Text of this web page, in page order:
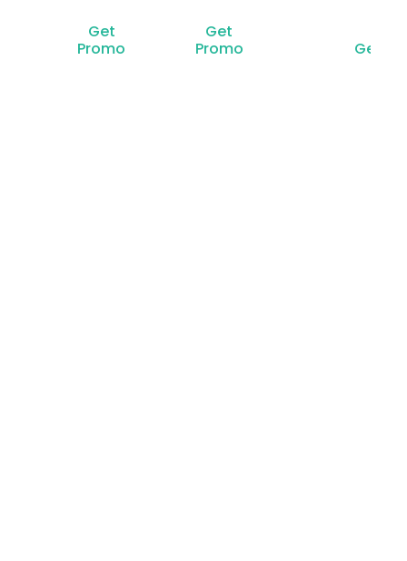
Get
Promo
Get
Promo
Get